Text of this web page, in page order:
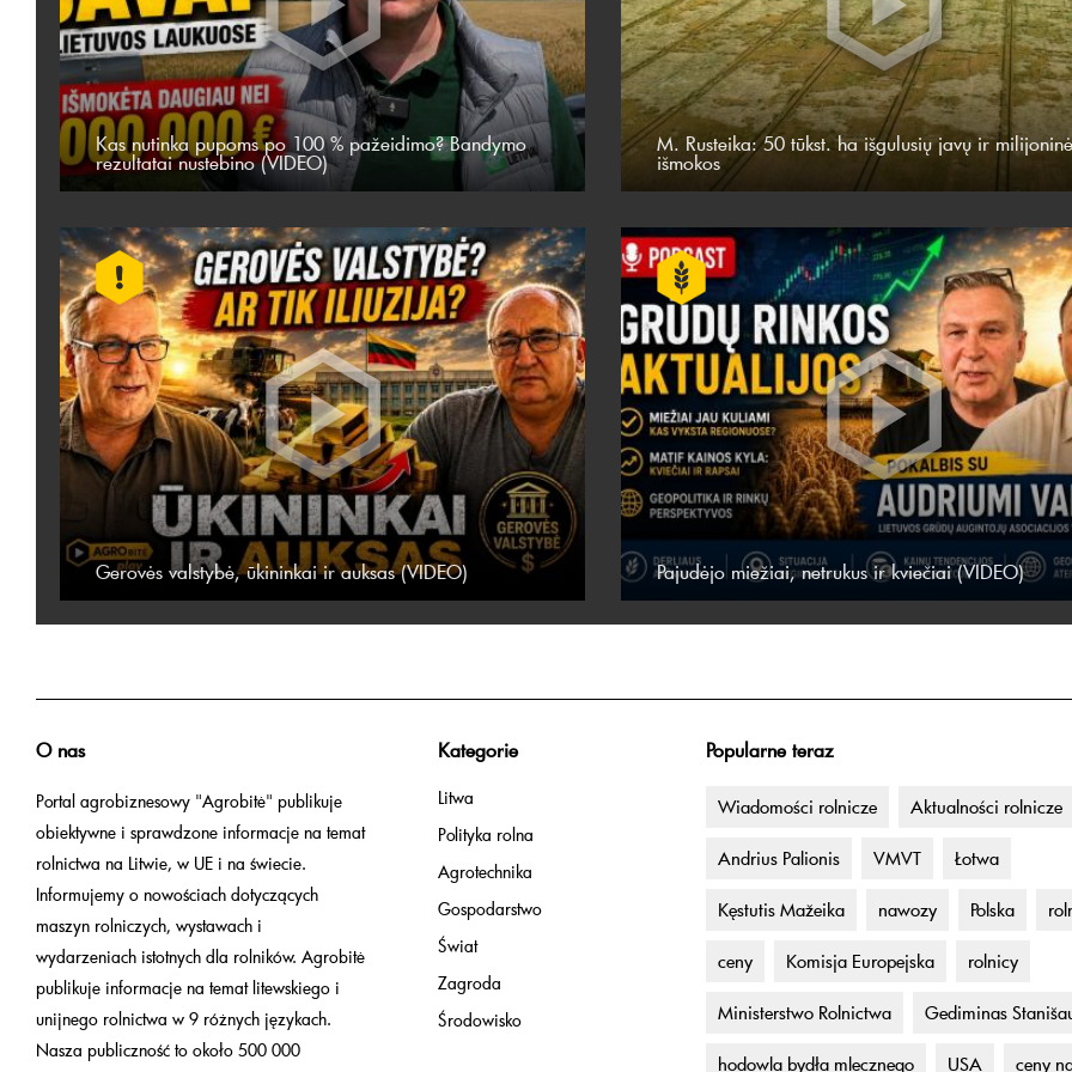
Kas nutinka pupoms po 100 % pažeidimo? Bandymo
rezultatai nustebino (VIDEO)
M. Rusteika: 50 tūkst. ha išgulusių javų ir
išmokos
Gerovės valstybė, ūkininkai ir auksas (VIDEO) Pajudėjo miežiai, netrukus ir kviečiai (VIDEO)
O nas
Portal agrobiznesowy "Agrobitė" publikuje
obiektywne i sprawdzone informacje na temat
rolnictwa na Litwie, w UE i na świecie.
Informujemy o nowościach dotyczących
maszyn rolniczych, wystawach i
wydarzeniach istotnych dla rolników. Agrobitė
publikuje informacje na temat litewskiego i
unijnego rolnictwa w 9 różnych językach.
Nasza publiczność to około 500 000
Popularne teraz
Wiadomości rolnicze Aktualności rolnicze
Andrius Palionis VMVT Łotwa
Kęstutis Mažeika nawozy Polska
ceny Komisja Europejska rolnicy
Ministerstwo Rolnictwa Gediminas
hodowla bydła mlecznego USA ceny
Kategorie
Litwa
Polityka rolna
Agrotechnika
Gospodarstwo
Świat
Zagroda
Środowisko